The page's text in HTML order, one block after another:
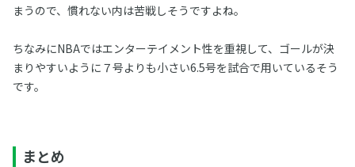
まうので、慣れない内は苦戦しそうですよね。
ちなみにNBAではエンターテイメント性を重視して、ゴールが決
まりやすいように７号よりも小さい6.5号を試合で用いているそう
です。
まとめ